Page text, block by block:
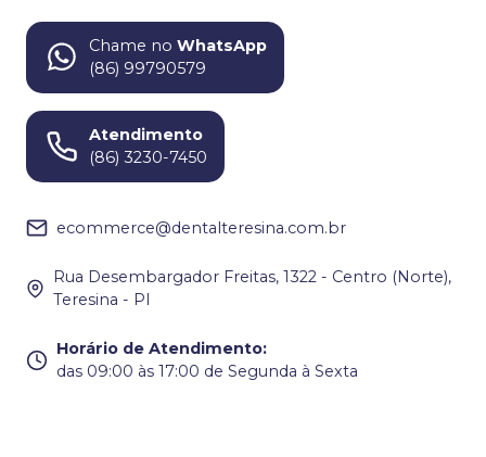
Chame no WhatsApp
(86) 99790579
Atendimento
(86) 3230-7450
ecommerce@dentalteresina.com.br
Rua Desembargador Freitas, 1322 - Centro (Norte),
Teresina - PI
Horário de Atendimento:
das 09:00 às 17:00 de Segunda à Sexta